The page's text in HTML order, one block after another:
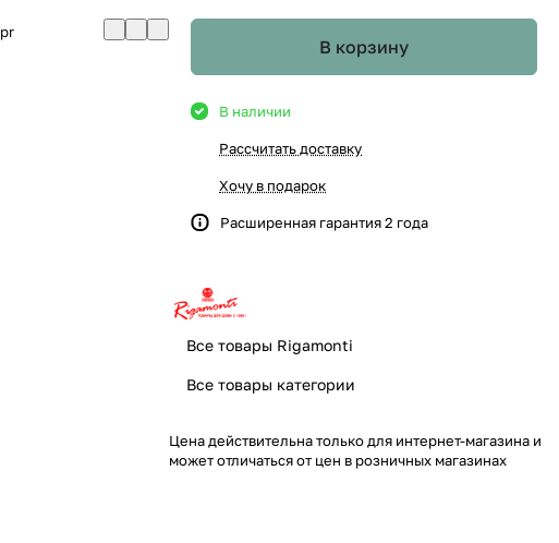
В корзину
В наличии
Рассчитать доставку
Хочу в подарок
Расширенная гарантия 2 года
Все товары Rigamonti
Все товары категории
Цена действительна только для интернет-магазина и
может отличаться от цен в розничных магазинах